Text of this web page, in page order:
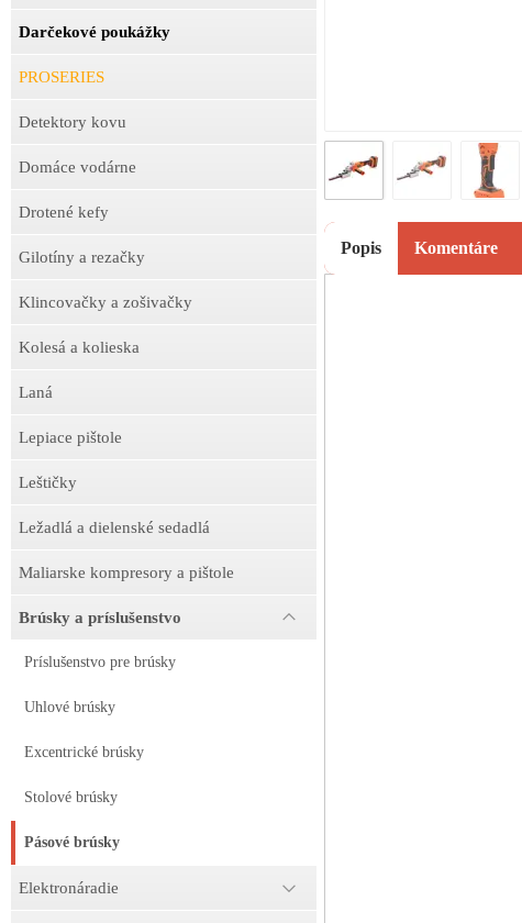
Darčekové poukážky
PROSERIES
Detektory kovu
Domáce vodárne
Drotené kefy
Gilotíny a rezačky
Klincovačky a zošivačky
Kolesá a kolieska
Laná
Lepiace pištole
Leštičky
Ležadlá a dielenské sedadlá
Maliarske kompresory a pištole
Brúsky a príslušenstvo
Príslušenstvo pre brúsky
Uhlové brúsky
Excentrické brúsky
Stolové brúsky
Pásové brúsky
Elektronáradie
Popis Komentáre